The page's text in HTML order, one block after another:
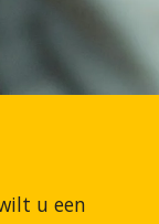
u een